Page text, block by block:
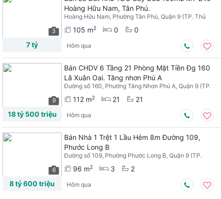
3
Hoàng Hữu Nam, Tân Phú.
Hoàng Hữu Nam, Phường Tân Phú, Quận 9 (TP. Thủ
105 m2 0
0
7 tỷ
Hôm qua
9
Bán CHDV 6 Tầng 21 Phòng Mặt Tiền Đg 160
Lã Xuân Oai. Tăng nhơn Phú A
Đường số 160, Phường Tăng Nhơn Phú A, Quận 9 (TP.
112 m2 21
21
18 tỷ 500 triệu
Hôm qua
6
Bán Nhà 1 Trệt 1 Lầu Hẻm 8m Đường 109,
Phước Long B
Đường số 109, Phường Phước Long B, Quận 9 (TP.
96 m2 3
2
8 tỷ 600 triệu
Hôm qua